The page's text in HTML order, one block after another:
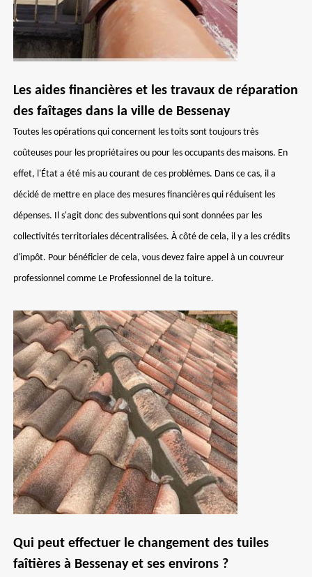
Les aides financières et les travaux de réparation
des faîtages dans la ville de Bessenay
Toutes les opérations qui concernent les toits sont toujours très
coûteuses pour les propriétaires ou pour les occupants des maisons. En
effet, l'État a été mis au courant de ces problèmes. Dans ce cas, il a
décidé de mettre en place des mesures financières qui réduisent les
dépenses. Il s'agit donc des subventions qui sont données par les
collectivités territoriales décentralisées. À côté de cela, il y a les crédits
d'impôt. Pour bénéficier de cela, vous devez faire appel à un couvreur
professionnel comme Le Professionnel de la toiture.
Qui peut effectuer le changement des tuiles
faîtières à Bessenay et ses environs ?